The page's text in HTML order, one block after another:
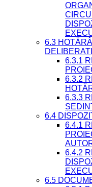
6.3
6.3.1
6.3.2
6.3.3
6.4
6.4.1
6.4.2
6.5